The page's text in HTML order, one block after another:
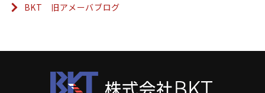
BKT 旧アメーバブログ